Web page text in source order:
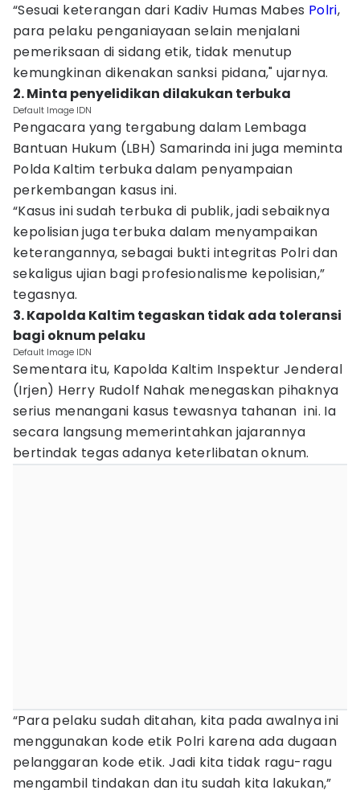
“Sesuai keterangan dari Kadiv Humas Mabes Polri,
para pelaku penganiayaan selain menjalani
pemeriksaan di sidang etik, tidak menutup
kemungkinan dikenakan sanksi pidana," ujarnya.
2. Minta penyelidikan dilakukan terbuka
Default Image IDN
Pengacara yang tergabung dalam Lembaga
Bantuan Hukum (LBH) Samarinda ini juga meminta
Polda Kaltim terbuka dalam penyampaian
perkembangan kasus ini.
“Kasus ini sudah terbuka di publik, jadi sebaiknya
kepolisian juga terbuka dalam menyampaikan
keterangannya, sebagai bukti integritas Polri dan
sekaligus ujian bagi profesionalisme kepolisian,”
tegasnya.
3. Kapolda Kaltim tegaskan tidak ada toleransi
bagi oknum pelaku
Default Image IDN
Sementara itu, Kapolda Kaltim Inspektur Jenderal
(Irjen) Herry Rudolf Nahak menegaskan pihaknya
serius menangani kasus tewasnya tahanan ini. Ia
secara langsung memerintahkan jajarannya
bertindak tegas adanya keterlibatan oknum.
“Para pelaku sudah ditahan, kita pada awalnya ini
menggunakan kode etik Polri karena ada dugaan
pelanggaran kode etik. Jadi kita tidak ragu-ragu
mengambil tindakan dan itu sudah kita lakukan,”